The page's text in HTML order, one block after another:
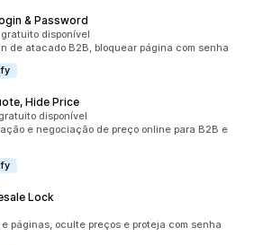
& Password
todo
gratuito disponível
de atacado B2B, bloquear página com senha
Hide Price
disponível
e negociação de preço online para B2B e
Lock
páginas, oculte preços e proteja com senha